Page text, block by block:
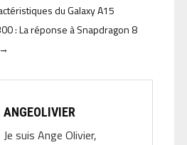
du Galaxy A15
: La réponse à Snapdragon 8
ANGEOLIVIER
Je suis Ange Olivier,